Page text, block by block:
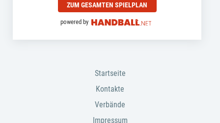
ZUM GESAMTEN SPIELPLAN
powered by
Startseite
Kontakte
Verbände
Impressum